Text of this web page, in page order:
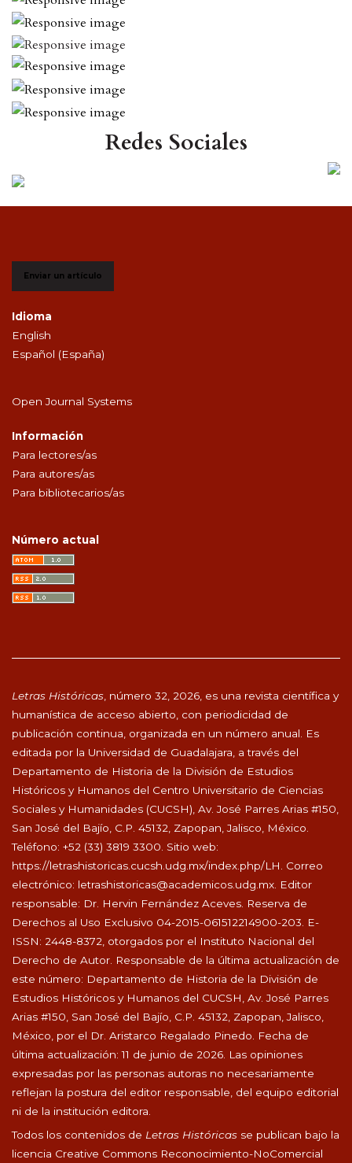
Redes Sociales
Enviar un artículo
Idioma
English
Español (España)
Open Journal Systems
Información
Para lectores/as
Para autores/as
Para bibliotecarios/as
Número actual
Letras Históricas , número 32, 2026, es una revista científica y
humanística de acceso abierto, con periodicidad de
publicación continua, organizada en un número anual. Es
editada por la Universidad de Guadalajara, a través del
Departamento de Historia de la División de Estudios
Históricos y Humanos del Centro Universitario de Ciencias
Sociales y Humanidades (CUCSH), Av. José Parres Arias #150,
San José del Bajío, C.P. 45132, Zapopan, Jalisco, México.
Teléfono: +52 (33) 3819 3300. Sitio web:
https://letrashistoricas.cucsh.udg.mx/index.php/LH
. Correo
electrónico: letrashistoricas@academicos.udg.mx . Editor
responsable: Dr. Hervin Fernández Aceves. Reserva de
Derechos al Uso Exclusivo 04-2015-061512214900-203. E-
ISSN: 2448-8372, otorgados por el Instituto Nacional del
Derecho de Autor. Responsable de la última actualización de
este número: Departamento de Historia de la División de
Estudios Históricos y Humanos del CUCSH, Av. José Parres
Arias #150, San José del Bajío, C.P. 45132, Zapopan, Jalisco,
México, por el Dr. Aristarco Regalado Pinedo. Fecha de
última actualización: 11 de junio de 2026. Las opiniones
expresadas por las personas autoras no necesariamente
reflejan la postura del editor responsable, del equipo editorial
ni de la institución editora.
Todos los contenidos de Letras Históricas se publican bajo la
licencia Creative Commons Reconocimiento-NoComercial